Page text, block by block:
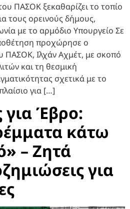
ΠΑΣΟΚ ξεκαθαρίζει το τοπίο
τους ορεινούς δήμους,
με το αρμόδιο Υπουργείο Σε
προχώρησε ο
ΠΑΣΟΚ, Ιλχάν Αχμέτ, με σκοπό
και τη θεσμική
σχετικά με το
για […]
για Έβρο:
κάτω
– Ζητά
για